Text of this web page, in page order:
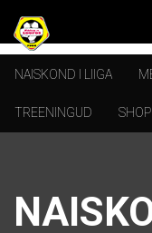
NAISKOND I LIIGA
TREENINGUD SHOP